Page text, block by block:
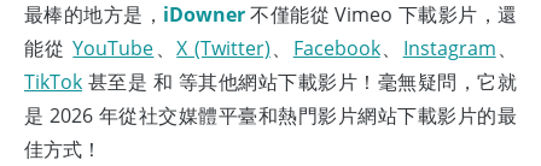
最棒的地方是， iDowner不僅能從 Vimeo 下載影片，還
能從YouTube、X (Twitter)、 Facebook、 Instagram、
TikTok 甚至是 和 等其他網站下載影片！毫無疑問，它就
是 2026 年從社交媒體平臺和熱門影片網站下載影片的最
佳方式！